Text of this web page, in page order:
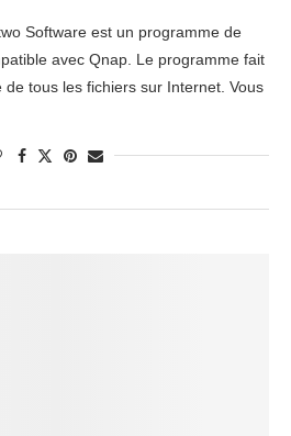
Software est un programme de
avec Qnap. Le programme fait
tous les fichiers sur Internet. Vous